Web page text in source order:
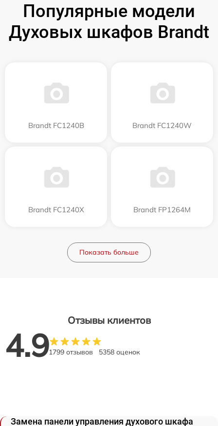
Популярные модели
Духовых шкафов Brandt
Brandt FC1240B Brandt FC1240W
Brandt FC1240X Brandt FP1264M
Показать больше
Отзывы клиентов
4.91799 отзывов 5358 оценок
Замена панели управления духового шкафа